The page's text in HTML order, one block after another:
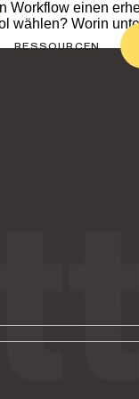
RESSOURCEN
wählen? Worin